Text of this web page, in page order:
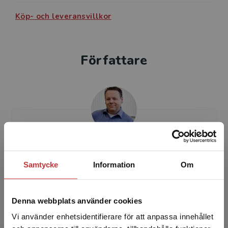
Samtycke Information Om
Denna webbplats använder cookies
Vi använder enhetsidentifierare för att anpassa innehållet
Köp- och leveransvillkor
Författare
Jonas Stier
om och har skrivit ett antal böcker med fokus